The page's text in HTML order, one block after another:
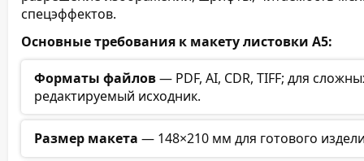
спецэффектов.
Основные требования к макету листовки А5:
Форматы файлов— PDF, AI, CDR, TIFF; для
редактируемый исходник.
Размер макета — 148×210 мм для готового